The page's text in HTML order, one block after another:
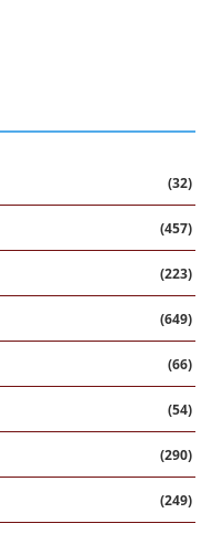
(32)
(457)
(223)
(649)
(66)
(54)
(290)
(249)